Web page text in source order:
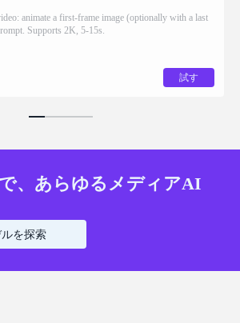
animate a first-frame image (optionally with a last
Supports 2K, 5-15s.
試す
、あらゆるメディアAI
を探索